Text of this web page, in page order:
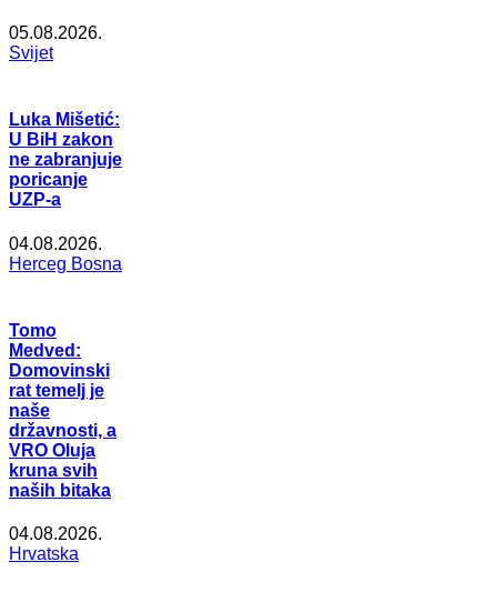
05.08.2026.
Svijet
Luka Mišetić:
U BiH zakon
ne zabranjuje
poricanje
UZP-a
04.08.2026.
Herceg Bosna
Tomo
Medved:
Domovinski
rat temelj je
naše
državnosti, a
VRO Oluja
kruna svih
naših bitaka
04.08.2026.
Hrvatska